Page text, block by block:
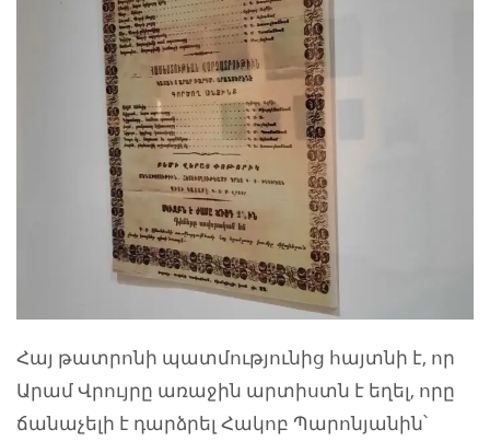
Հայ թատրոնի պատմությունից հայտնի է, որ
Արամ Վրույրը առաջին արտիստն է եղել, որը
ճանաչելի է դարձրել Հակոբ Պարոնյանին՝